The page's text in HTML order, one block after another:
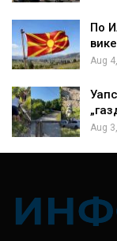
По
Aug
Aug